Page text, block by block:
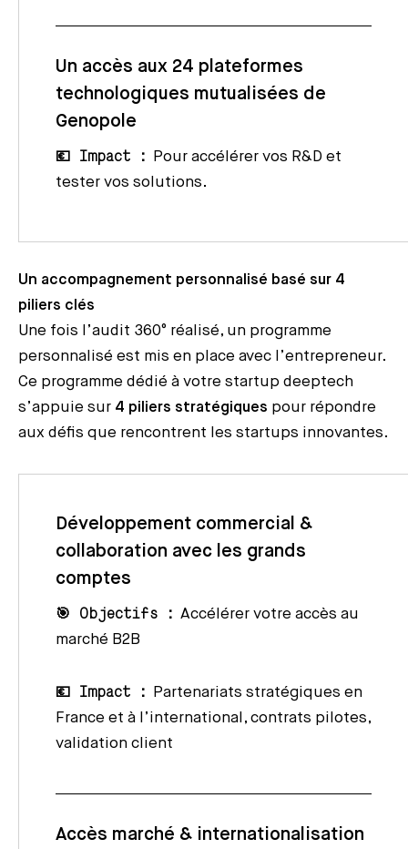
Un accès aux 24 plateformes
technologiques mutualisées de
Genopole
💶 Impact :
Pour accélérer vos R&D et
tester vos solutions.
Un accompagnement personnalisé basé sur 4
piliers clés
Une fois l’audit 360° réalisé, un programme
personnalisé est mis en place avec l’entrepreneur.
Ce programme dédié à votre startup deeptech
s’appuie sur 4 piliers stratégiques pour répondre
aux défis que rencontrent les startups innovantes.
Développement commercial &
collaboration avec les grands
comptes
🎯 Objectifs : Accélérer votre accès au
marché B2B
💶 Impact :
Partenariats stratégiques en
France et à l’international, contrats pilotes,
validation client
Accès marché & internationalisation